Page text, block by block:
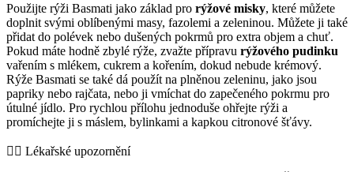
Použijte rýži Basmati jako základ pro rýžové misky, které můžete
doplnit svými oblíbenými masy, fazolemi a zeleninou. Můžete ji také
přidat do polévek nebo dušených pokrmů pro extra objem a chuť.
Pokud máte hodně zbylé rýže, zvažte přípravu rýžového pudinku
vařením s mlékem, cukrem a kořením, dokud nebude krémový.
Rýže Basmati se také dá použít na plněnou zeleninu, jako jsou
papriky nebo rajčata, nebo ji vmíchat do zapečeného pokrmu pro
útulné jídlo. Pro rychlou přílohu jednoduše ohřejte rýži a
promíchejte ji s máslem, bylinkami a kapkou citronové šťávy.
👨‍⚕️️ Lékařské upozornění